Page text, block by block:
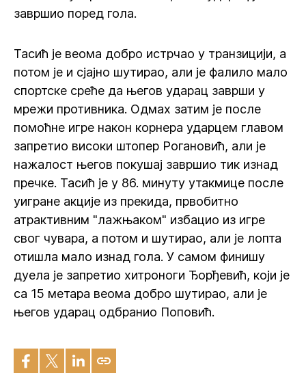
завршио поред гола.
Тасић је веома добро истрчао у транзицији, а
потом је и сјајно шутирао, али је фалило мало
спортске среће да његов ударац заврши у
мрежи противника. Одмах затим је после
помоћне игре након корнера ударцем главом
запретио високи штопер Рогановић, али је
нажалост његов покушај завршио тик изнад
пречке. Тасић је у 86. минуту утакмице после
уигране акције из прекида, првобитно
атрактивним "лажњаком" избацио из игре
свог чувара, а потом и шутирао, али је лопта
отишла мало изнад гола. У самом финишу
дуела је запретио хитроноги Ђорђевић, који је
са 15 метара веома добро шутирао, али је
његов ударац одбранио Поповић.